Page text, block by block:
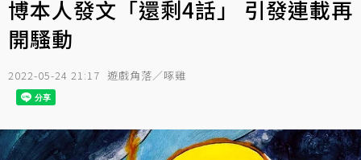
博本人發文「還剩4話」 引發連載再
開騷動
2022-05-24 21:17 遊戲角落／啄雞